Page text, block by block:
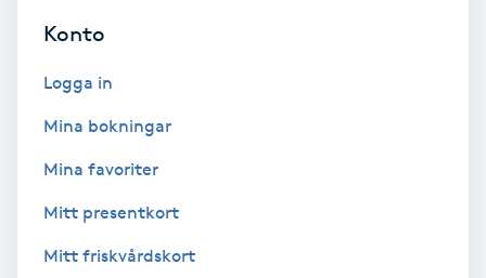
Kosmetisk tatuering
Kroppsinpackning
Konto
Logga in
Mina bokningar
Mina favoriter
Mitt presentkort
Mitt friskvårdskort